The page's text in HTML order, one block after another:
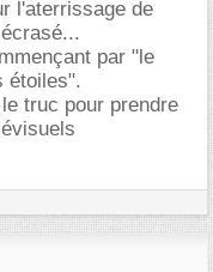
l'aterrissage de
par "le
étoiles".
truc pour prendre